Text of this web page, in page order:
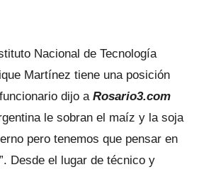
Nacional de Tecnología
Martínez tiene una posición
dijo a Rosario3.com
le sobran el maíz y la soja
pero tenemos que pensar en
Desde el lugar de técnico y